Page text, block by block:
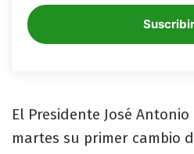
​El Presidente José
martes su primer cambio